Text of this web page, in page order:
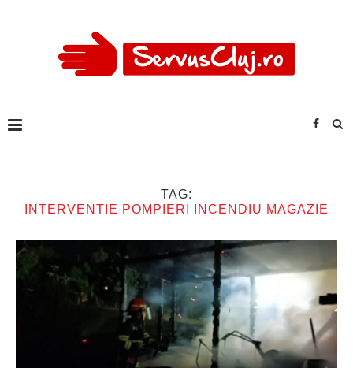
TAG:
INTERVENTIE POMPIERI INCENDIU MAGAZIE